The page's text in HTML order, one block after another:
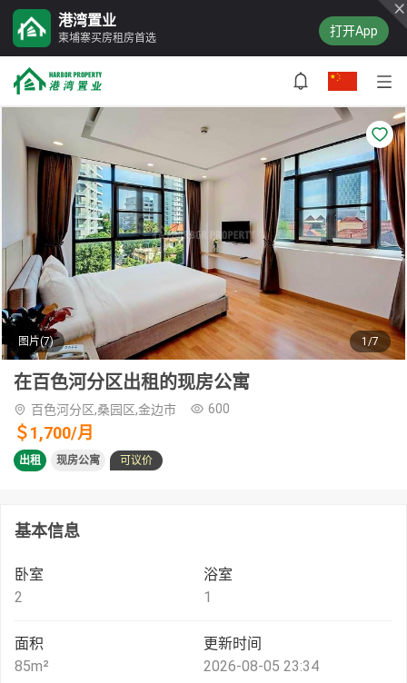
港湾置业
柬埔寨买房租房首选 打开App
图片(7) 1/7
在百色河分区出租的现房公寓
百色河分区,桑园区,金边市 600
＄1,700/月
出租 现房公寓 可议价
基本信息
卧室
2
浴室
1
面积
85m²
更新时间
2026-08-05 23:34